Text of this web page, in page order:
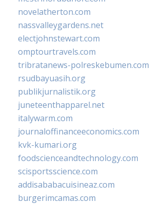
novelatherton.com
nassvalleygardens.net
electjohnstewart.com
omptourtravels.com
tribratanews-polreskebumen.com
rsudbayuasih.org
publikjurnalistik.org
juneteenthapparel.net
italywarm.com
journaloffinanceeconomics.com
kvk-kumari.org
foodscienceandtechnology.com
scisportsscience.com
addisababacuisineaz.com
burgerimcamas.com